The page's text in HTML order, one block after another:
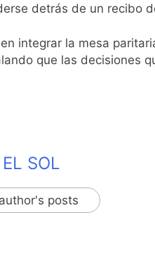
detrás de un recibo
integrar la mesa
que las decisiones
SOL
posts